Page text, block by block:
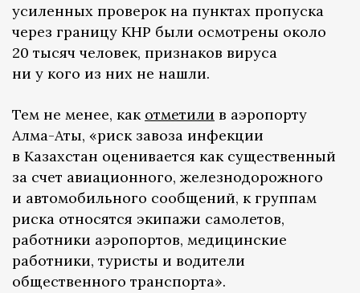
усиленных проверок на пунктах пропуска
через границу КНР были осмотрены около
20 тысяч человек, признаков вируса
ни у кого из них не нашли.
Тем не менее, как отметили в аэропорту
Алма-Аты, «риск завоза инфекции
в Казахстан оценивается как существенный
за счет авиационного, железнодорожного
и автомобильного сообщений, к группам
риска относятся экипажи самолетов,
работники аэропортов, медицинские
работники, туристы и водители
общественного транспорта».